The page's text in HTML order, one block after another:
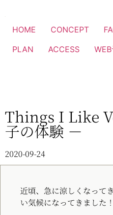
HOME CONCEPT
PLAN
ACCESS
Things I Like
子の体験 －
2020-09-24
近頃、急に涼しくなってき
い気候になってきました